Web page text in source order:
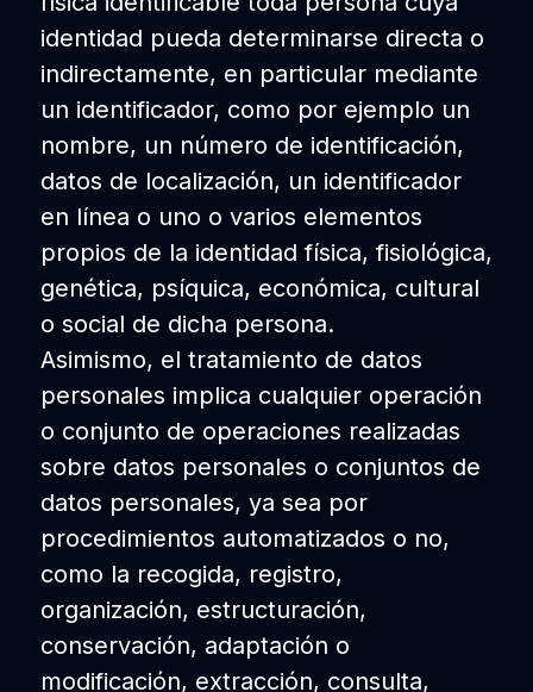
identidad pueda determinarse directa o
indirectamente, en particular mediante
un identificador, como por ejemplo un
nombre, un número de identificación,
datos de localización, un identificador
en línea o uno o varios elementos
propios de la identidad física, fisiológica,
genética, psíquica, económica, cultural
o social de dicha persona.
Asimismo, el tratamiento de datos
personales implica cualquier operación
o conjunto de operaciones realizadas
sobre datos personales o conjuntos de
datos personales, ya sea por
procedimientos automatizados o no,
como la recogida, registro,
organización, estructuración,
conservación, adaptación o
modificación, extracción, consulta,